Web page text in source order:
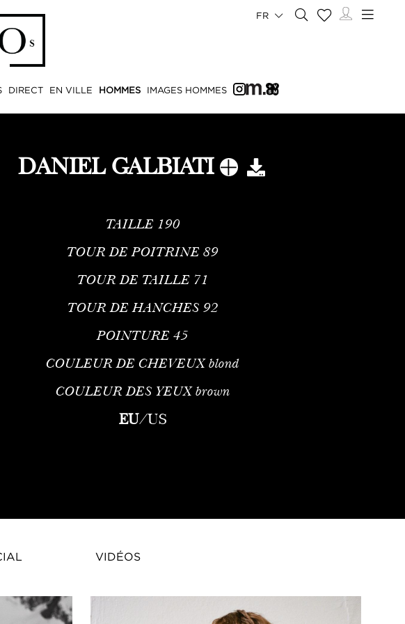
DIRECT EN VILLE HOMMES IMAGES HOMMES
FR
DANIEL GALBIATI
TAILLE 190
TOUR DE POITRINE 89
TOUR DE TAILLE 71
TOUR DE HANCHES 92
POINTURE 45
COULEUR DE CHEVEUXblond
COULEUR DES YEUXbrown
EU/US
VIDÉOS